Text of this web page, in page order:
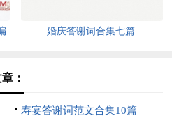
婚庆答谢词合集七篇
：
寿宴答谢词范文合集10篇